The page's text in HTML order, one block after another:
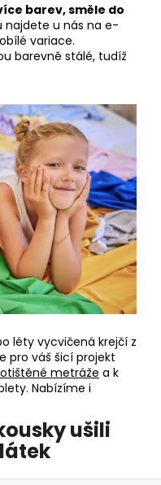
barev, směle do
najdete u nás na e-
variace.
barevně stálé, tudíž
léty vycvičená krejčí z
pro váš šicí projekt
metráže a k
Nabízíme i
ušili